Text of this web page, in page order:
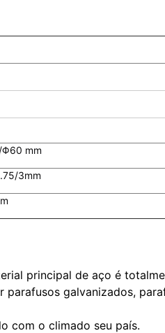
mm
3mm
principal de aço é
galvanizados,
com o climado seu país.